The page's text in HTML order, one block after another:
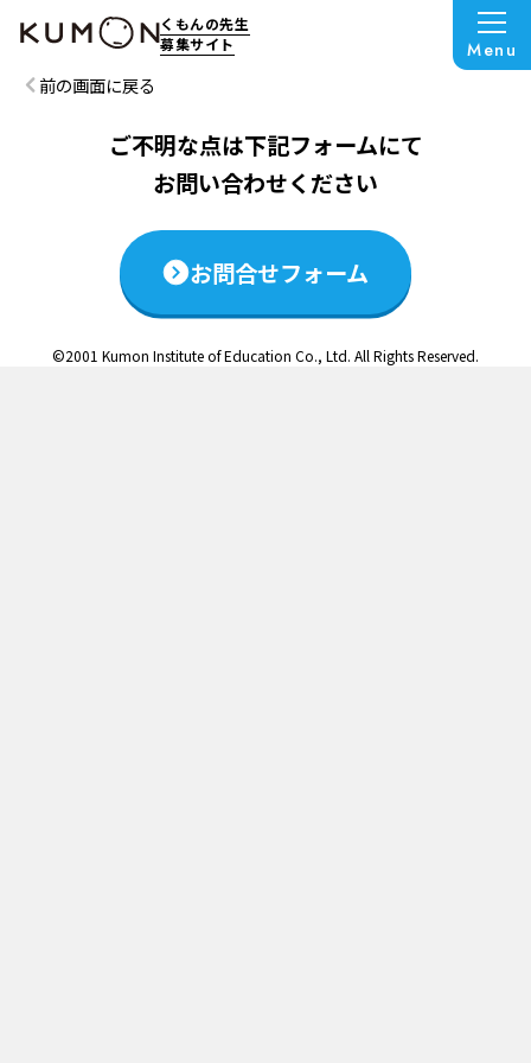
くもんの先生
募集サイト
Menu
この説明会は終了いたしました
前の画面に戻る
ご不明な点は下記フォームにて
お問い合わせください
お問合せフォーム
©2001 Kumon Institute of Education Co., Ltd. All Rights Reserved.